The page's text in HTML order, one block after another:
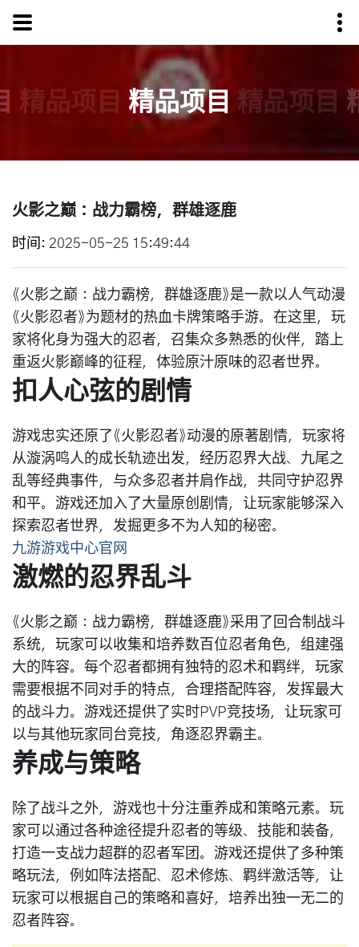
精品项目 精品项目 精品项目
火影之巅：战力霸榜，群雄逐鹿
时间 2025-05-25 15:49:44
《火影之巅：战力霸榜，群雄逐鹿》是一款以人气动漫
《火影忍者》为题材的热血卡牌策略手游。在这里，玩
家将化身为强大的忍者，召集众多熟悉的伙伴，踏上
重返火影巅峰的征程，体验原汁原味的忍者世界。
扣人心弦的剧情
游戏忠实还原了《火影忍者》动漫的原著剧情，玩家将
从漩涡鸣人的成长轨迹出发，经历忍界大战、九尾之
乱等经典事件，与众多忍者并肩作战，共同守护忍界
和平。游戏还加入了大量原创剧情，让玩家能够深入
探索忍者世界，发掘更多不为人知的秘密。
九游游戏中心官网
激燃的忍界乱斗
《火影之巅：战力霸榜，群雄逐鹿》采用了回合制战斗
系统，玩家可以收集和培养数百位忍者角色，组建强
大的阵容。每个忍者都拥有独特的忍术和羁绊，玩家
需要根据不同对手的特点，合理搭配阵容，发挥最大
的战斗力。游戏还提供了实时PVP竞技场，让玩家可
以与其他玩家同台竞技，角逐忍界霸主。
养成与策略
除了战斗之外，游戏也十分注重养成和策略元素。玩
家可以通过各种途径提升忍者的等级、技能和装备，
打造一支战力超群的忍者军团。游戏还提供了多种策
略玩法，例如阵法搭配、忍术修炼、羁绊激活等，让
玩家可以根据自己的策略和喜好，培养出独一无二的
忍者阵容。